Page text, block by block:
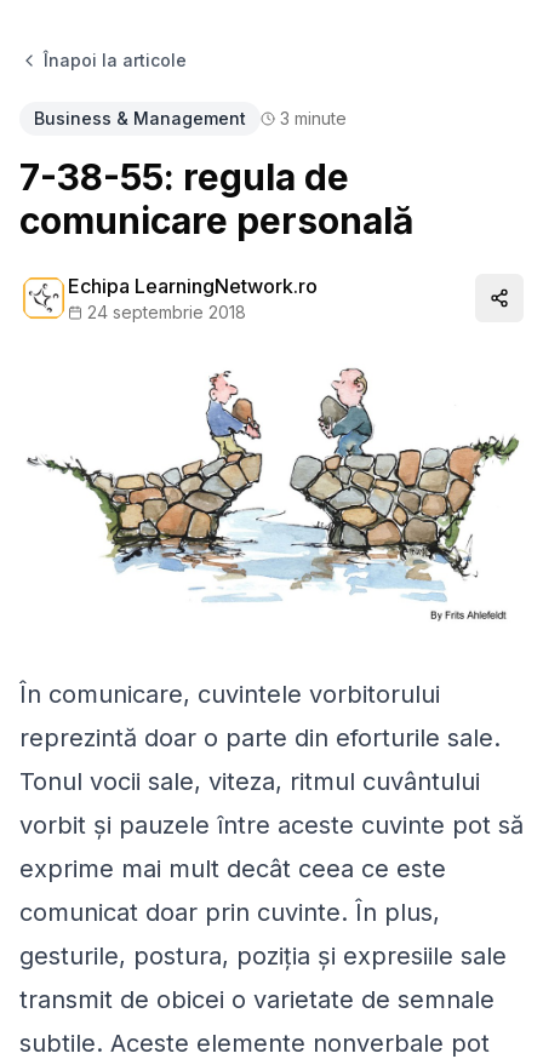
Înapoi la articole
Business & Management 3 minute
7-38-55: regula de
comunicare personală
Echipa LearningNetwork.ro
24 septembrie 2018
În comunicare, cuvintele vorbitorului
reprezintă doar o parte din eforturile sale.
Tonul vocii sale, viteza, ritmul cuvântului
vorbit și pauzele între aceste cuvinte pot să
exprime mai mult decât ceea ce este
comunicat doar prin cuvinte. În plus,
gesturile, postura, poziția și expresiile sale
transmit de obicei o varietate de semnale
subtile. Aceste elemente nonverbale pot